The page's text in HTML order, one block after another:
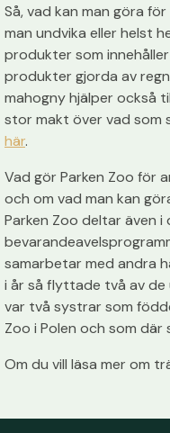
Så, vad kan man göra
man undvika eller helst
produkter som
produkter gjorda av
mahogny hjälper också
stor makt över vad som
här.
Vad gör Parken Zoo för
och om vad man kan
Parken Zoo deltar även
samarbetar med andra
i år så flyttade två av
var två systrar som
Zoo i Polen och som där
Om du vill läsa mer om